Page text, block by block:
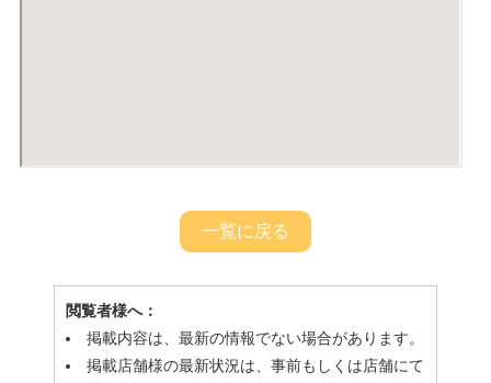
一覧に戻る
閲覧者様へ：
掲載内容は、最新の情報でない場合があります。
掲載店舗様の最新状況は、事前もしくは店舗にて